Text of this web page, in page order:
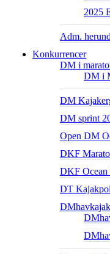
2025
Adm.
Konkurrencer
DM i
DM i
DM
DM sprint
Open DM
DKF
DKF Ocean
DT
DMhavkajak